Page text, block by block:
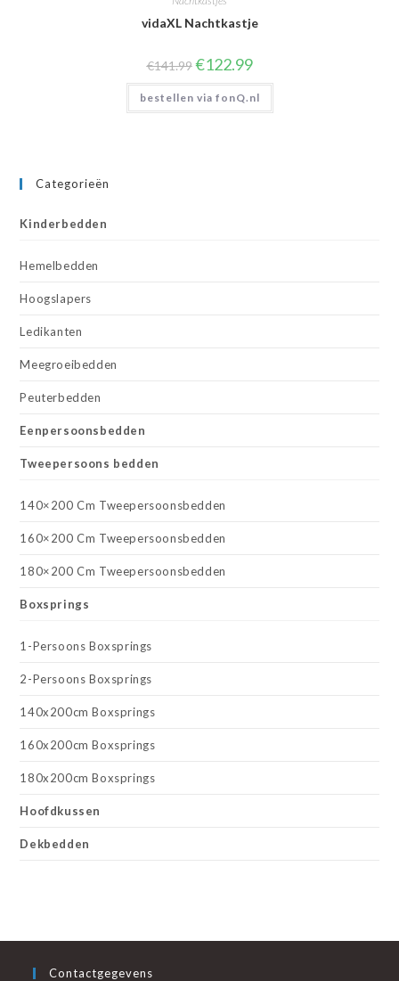
vidaXL Nachtkastje
€141.99 Oorspronkelijke
prijs
was:
€141.99.
€122.99Huidige
is:
€122.99.
bestellen via fonQ.nl
Categorieën
Kinderbedden
Hemelbedden
Hoogslapers
Ledikanten
Meegroeibedden
Peuterbedden
Eenpersoonsbedden
Tweepersoons bedden
140×200 Cm Tweepersoonsbedden
160×200 Cm Tweepersoonsbedden
180×200 Cm Tweepersoonsbedden
Boxsprings
1-Persoons Boxsprings
2-Persoons Boxsprings
140x200cm Boxsprings
160x200cm Boxsprings
180x200cm Boxsprings
Hoofdkussen
Dekbedden
Contactgegevens